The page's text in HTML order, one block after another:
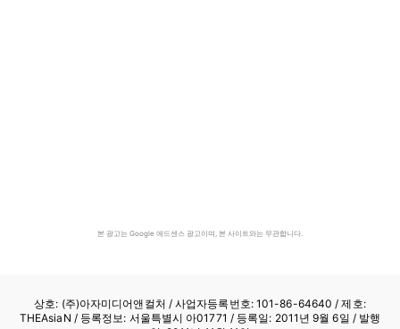
본 광고는 Google 애드센스 광고이며, 본 사이트와는 무관합니다.
상호: (주)아자미디어앤컬처 /사업자등록번호: 101-86-64640 / 제호:
THEAsiaN / 등록정보: 서울특별시 아01771 / 등록일: 2011년 9월 6일 / 발행